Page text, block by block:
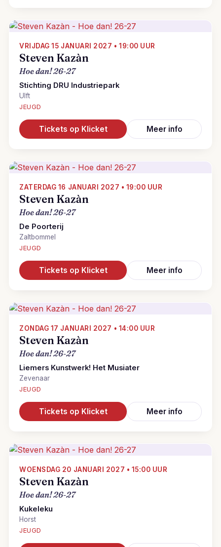
VRIJDAG 15 JANUARI 2027 • 19:00 UUR
Steven Kazàn
Hoe dan! 26-27
Stichting DRU Industriepark
Ulft
JEUGD
Tickets op Klicket Meer info
ZATERDAG 16 JANUARI 2027 • 19:00 UUR
Steven Kazàn
Hoe dan! 26-27
De Poorterij
Zaltbommel
JEUGD
Tickets op Klicket Meer info
ZONDAG 17 JANUARI 2027 • 14:00 UUR
Steven Kazàn
Hoe dan! 26-27
Liemers Kunstwerk! Het Musiater
Zevenaar
JEUGD
Tickets op Klicket Meer info
WOENSDAG 20 JANUARI 2027 • 15:00 UUR
Steven Kazàn
Hoe dan! 26-27
Kukeleku
Horst
JEUGD